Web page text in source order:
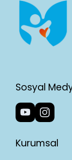
Sosyal
Kurumsal